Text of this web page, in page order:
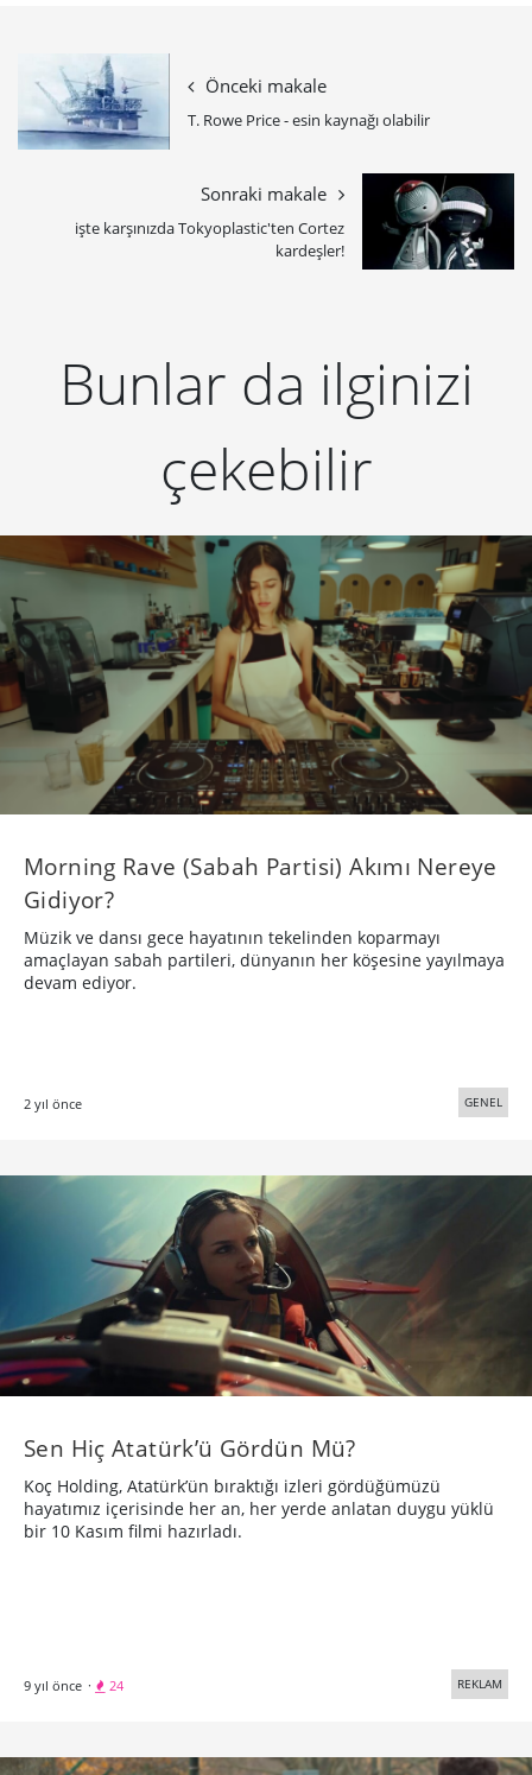
Önceki makale
T. Rowe Price - esin kaynağı olabilir
Sonraki makale
işte karşınızda Tokyoplastic'ten Cortez
kardeşler!
Bunlar da ilginizi
çekebilir
Morning Rave (Sabah Partisi) Akımı Nereye
Gidiyor?
Müzik ve dansı gece hayatının tekelinden koparmayı
amaçlayan sabah partileri, dünyanın her köşesine yayılmaya
devam ediyor.
2 yıl önce GENEL
Sen Hiç Atatürk’ü Gördün Mü?
Koç Holding, Atatürk’ün bıraktığı izleri gördüğümüzü
hayatımız içerisinde her an, her yerde anlatan duygu yüklü
bir 10 Kasım filmi hazırladı.
9 yıl önce · 24 REKLAM